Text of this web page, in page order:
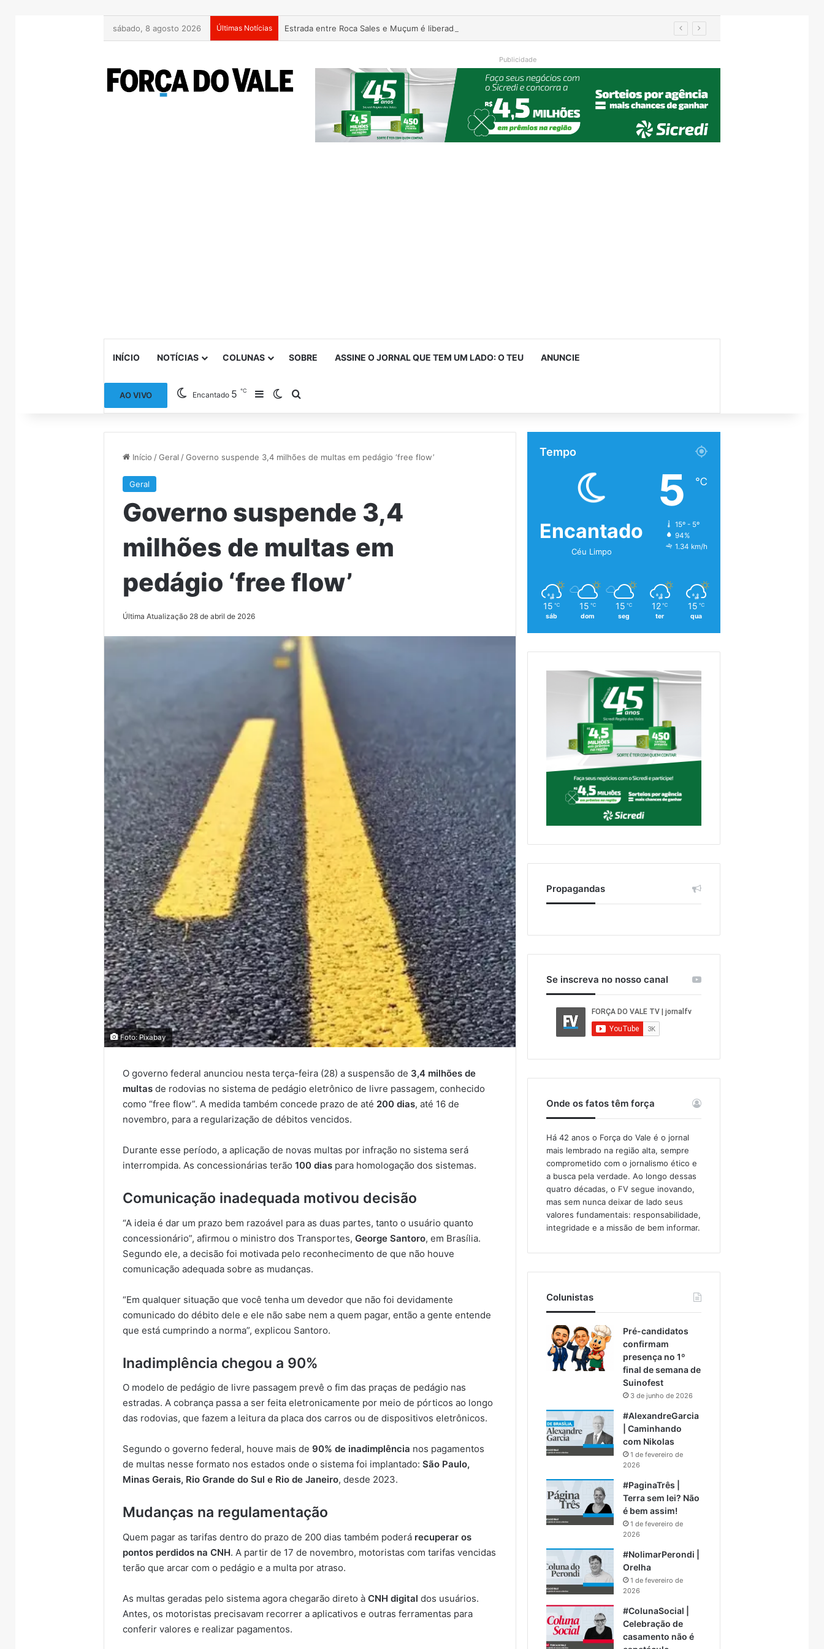
sábado, 8 agosto 2026 Últimas Notícias Estrada entre Roca Sales e Muçum é liberada após serviços de manutenção
Publicidade
INÍCIO NOTÍCIAS COLUNAS SOBRE ASSINE O JORNAL QUE TEM UM LADO: O TEU ANUNCIE
AO VIVO Encantado 5℃ Barra Lateral
Switch skin
Início / Geral / Governo suspende 3,4 milhões de multas em pedágio ‘free flow’
Geral
Governo suspende 3,4
milhões de multas em
pedágio ‘free flow’
Última Atualização 28 de abril de 2026
Foto: Pixabay
O governo federal anunciou nesta terça-feira (28) a suspensão de 3,4 milhões de
multas de rodovias no sistema de pedágio eletrônico de livre passagem, conhecido
como “free flow”. A medida também concede prazo de até 200 dias, até 16 de
novembro, para a regularização de débitos vencidos.
Durante esse período, a aplicação de novas multas por infração no sistema será
interrompida. As concessionárias terão100 dias para homologação dos sistemas.
Comunicação inadequada motivou decisão
“A ideia é dar um prazo bem razoável para as duas partes, tanto o usuário quanto
concessionário”, afirmou o ministro dos Transportes,George Santoro, em Brasília.
Segundo ele, a decisão foi motivada pelo reconhecimento de que não houve
comunicação adequada sobre as mudanças.
“Em qualquer situação que você tenha um devedor que não foi devidamente
comunicado do débito dele e ele não sabe nem a quem pagar, então a gente entende
que está cumprindo a norma”, explicou Santoro.
Inadimplência chegou a 90%
O modelo de pedágio de livre passagem prevê o fim das praças de pedágio nas
estradas. A cobrança passa a ser feita eletronicamente por meio de pórticos ao longo
das rodovias, que fazem a leitura da placa dos carros ou de dispositivos eletrônicos.
Segundo o governo federal, houve mais de90% de inadimplência nos pagamentos
de multas nesse formato nos estados onde o sistema foi implantado:São Paulo,
Minas Gerais, Rio Grande do Sul e Rio de Janeiro, desde 2023.
Mudanças na regulamentação
Quem pagar as tarifas dentro do prazo de 200 dias também poderá recuperar os
pontos perdidos na CNH. A partir de 17 de novembro, motoristas com tarifas vencidas
terão que arcar com o pedágio e a multa por atraso.
As multas geradas pelo sistema agora chegarão direto àCNH digital dos usuários.
Antes, os motoristas precisavam recorrer a aplicativos e outras ferramentas para
conferir valores e realizar pagamentos.
Tempo
Encantado
Céu Limpo
5 ℃
15º - 5º
94%
1.34 km/h
15 ℃
sáb
15 ℃
dom
15 ℃
seg
12 ℃
ter
15 ℃
qua
Propagandas
Se inscreva no nosso canal
Onde os fatos têm força
Há 42 anos o Força do Vale é o jornal
mais lembrado na região alta, sempre
comprometido com o jornalismo ético e
a busca pela verdade. Ao longo dessas
quatro décadas, o FV segue inovando,
mas sem nunca deixar de lado seus
valores fundamentais: responsabilidade,
integridade e a missão de bem informar.​
Colunistas
Pré-candidatos
confirmam
presença no 1º
final de semana de
Suinofest
3 de junho de 2026
#AlexandreGarcia
| Caminhando
com Nikolas
1 de fevereiro de
2026
#PaginaTrês |
Terra sem lei? Não
é bem assim!
1 de fevereiro de
2026
#NolimarPerondi |
Orelha
1 de fevereiro de
2026
#ColunaSocial |
Celebração de
casamento não é